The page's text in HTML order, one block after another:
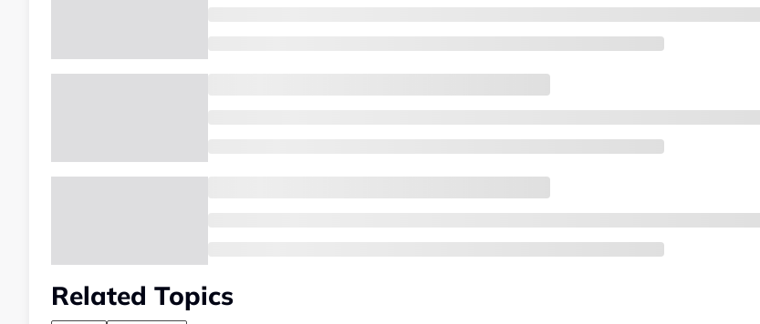
Related Topics